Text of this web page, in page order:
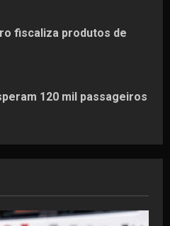
fiscaliza produtos de
120 mil passageiros